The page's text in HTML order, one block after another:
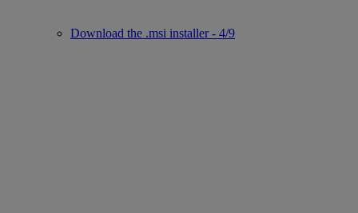
Download the .msi installer - 4/9